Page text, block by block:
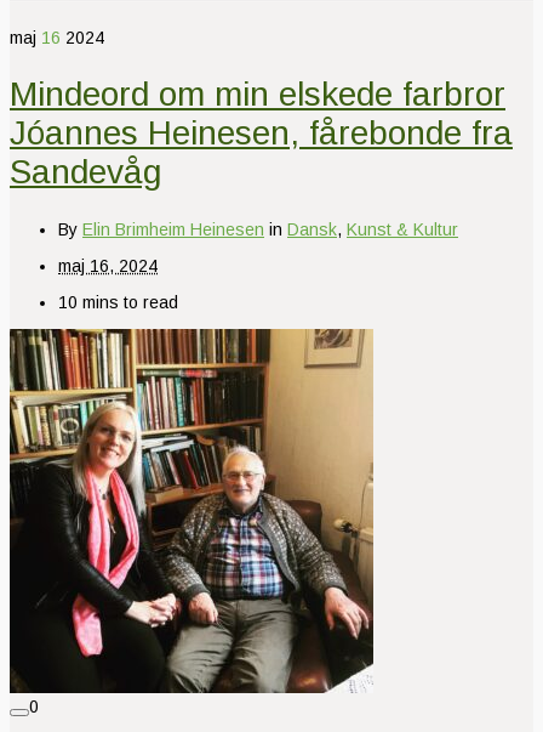
maj 16 2024
Mindeord om min elskede farbror
Jóannes Heinesen, fårebonde fra
Sandevåg
By Elin Brimheim Heinesen in Dansk, Kunst & Kultur
maj 16, 2024
10 mins to read
0